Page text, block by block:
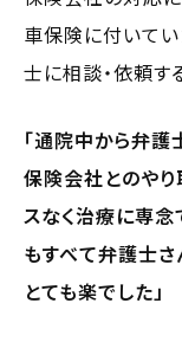
車保険に付いて
士に相談・依頼す
「通院中から弁護
保険会社とのやり
スなく治療に専
もすべて弁護士さ
とても楽でした」